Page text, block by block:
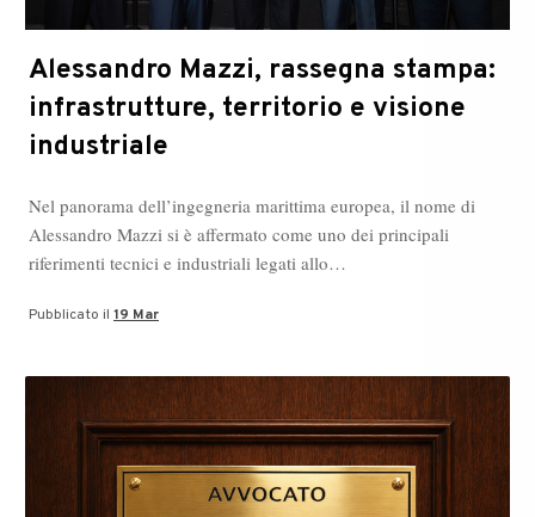
Alessandro Mazzi, rassegna stampa:
infrastrutture, territorio e visione
industriale
Nel panorama dell’ingegneria marittima europea, il nome di
Alessandro Mazzi si è affermato come uno dei principali
riferimenti tecnici e industriali legati allo…
Pubblicato il 19 Mar